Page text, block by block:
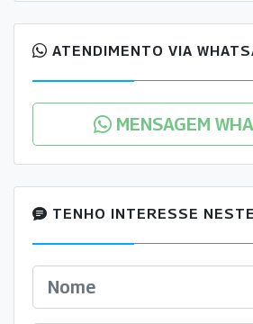
ATENDIMENTO VIA
MENSAGEM
TENHO INTERESSE